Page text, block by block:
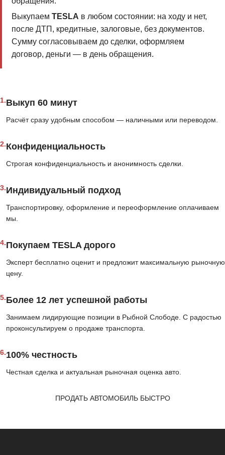
Выкупаем TESLA в любом состоянии: на ходу и нет,
после ДТП, кредитные, залоговые, без документов.
Сумму согласовываем до сделки, оформляем
договор, деньги — в день обращения.
1.Выкуп 60 минут
Расчёт сразу удобным способом — наличными или переводом.
2.Конфиденциальность
Строгая конфиденциальность и анонимность сделки.
3.Индивидуальный подход
Транспортировку, оформление и переоформление оплачиваем
мы.
4.Покупаем TESLA дорого
Эксперт бесплатно оценит и предложит максимальную рыночную
цену.
5.Более 12 лет успешной работы
Занимаем лидирующие позиции в Рыбной Слободе. С радостью
проконсультируем о продаже транспорта.
6.100% честность
Честная сделка и актуальная рыночная оценка авто.
ПРОДАТЬ АВТОМОБИЛЬ БЫСТРО